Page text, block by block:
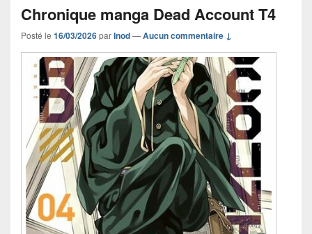
Chronique manga Dead Account T4
Posté le 16/03/2026parInod—Aucun commentaire ↓